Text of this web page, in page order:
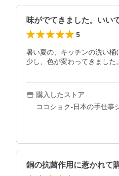
味がでてきました。いい
5
暑い夏の、キッチンの洗い桶
少し、色が変わってきました
購入したストア
ココショク-日本の手仕事
銅の抗菌作用に惹かれて